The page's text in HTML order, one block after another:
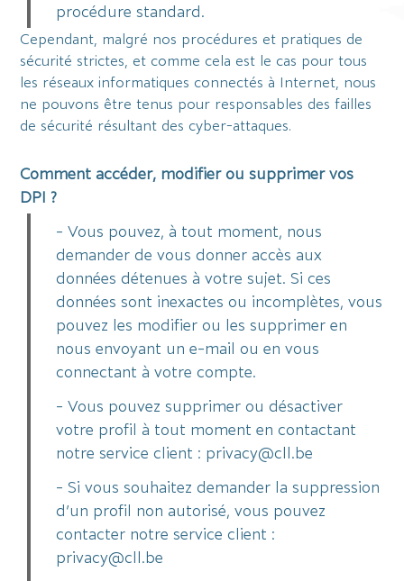
procédure standard.
Cependant, malgré nos procédures et pratiques de
sécurité strictes, et comme cela est le cas pour tous
les réseaux informatiques connectés à Internet, nous
ne pouvons être tenus pour responsables des failles
de sécurité résultant des cyber-attaques.
Comment accéder, modifier ou supprimer vos
DPI ?
- Vous pouvez, à tout moment, nous
demander de vous donner accès aux
données détenues à votre sujet. Si ces
données sont inexactes ou incomplètes, vous
pouvez les modifier ou les supprimer en
nous envoyant un e-mail ou en vous
connectant à votre compte.
- Vous pouvez supprimer ou désactiver
votre profil à tout moment en contactant
notre service client : privacy@cll.be
- Si vous souhaitez demander la suppression
d’un profil non autorisé, vous pouvez
contacter notre service client :
privacy@cll.be